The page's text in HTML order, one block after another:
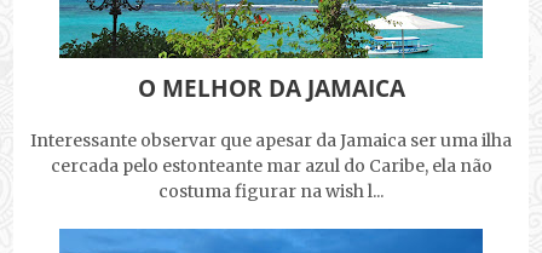
O MELHOR DA JAMAICA
Interessante observar que apesar da Jamaica ser uma ilha
cercada pelo estonteante mar azul do Caribe, ela não
costuma figurar na wish l...